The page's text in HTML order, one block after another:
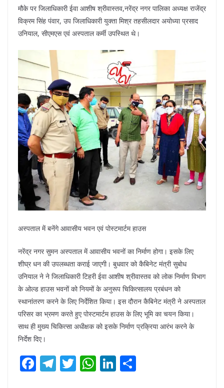
मौके पर जिलाधिकारी ईवा आशीष श्रीवास्तव,नरेंद्र नगर पालिका अध्यक्ष राजेंद्र
विक्रम सिंह पंवार, उप जिलाधिकारी युक्ता मिश्र तहसीलदार अयोध्या प्रसाद
उनियाल, सीएमएस एवं अस्पताल कर्मी उपस्थित थे।
अस्पताल में बनेंगे आवासीय भवन एवं पोस्टमार्टम हाउस
नरेंद्र नगर सुमन अस्पताल में आवासीय भवनों का निर्माण होगा। इसके लिए
शीघ्र धन की उपलब्धता कराई जाएगी। बुधवार को कैबिनेट मंत्री सुबोध
उनियाल ने ने जिलाधिकारी टिहरी ईवा आशीष श्रीवास्तव को लोक निर्माण विभाग
के ओल्ड हाउस भवनों को नियमों के अनुरूप चिकित्सालय प्रबंधन को
स्थानांतरण करने के लिए निर्देशित किया। इस दौरान कैबिनेट मंत्री ने अस्पताल
परिसर का भ्रमण करते हुए पोस्टमार्टम हाउस के लिए भूमि का चयन किया।
साथ ही मुख्य चिकित्सा अधीक्षक को इसके निर्माण प्रक्रिया आरंभ करने के
निर्देश दिए।
F T T W Li